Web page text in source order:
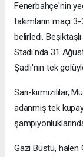
Fenerbahçe'nin
takımların maçı
belirledi.
Stadı'nda 31
Şadlı'nın tek
Sarı-kırmızılılar,
adanmış tek
Gazi Büstü, halen